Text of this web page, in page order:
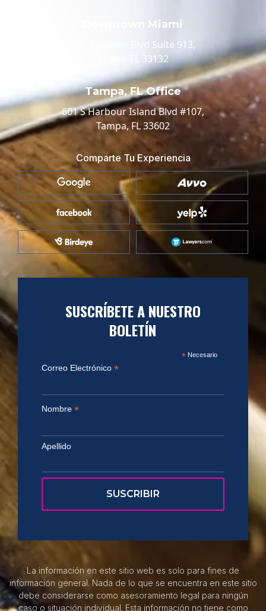
Downtown Miami
100 Biscayne Blvd Suite 913,
Miami, FL 33132
Tampa, FL Office
601 S Harbour Island Blvd #107,
Tampa, FL 33602
Comparte Tu Experiencia
SUSCRÍBETE A NUESTRO
BOLETÍN
*Necesario
Correo Electrónico *
Nombre *
Apellido
La información en este sitio web es solo para fines de
información general. Nada de lo que se encuentra en este sitio
debe considerarse como asesoramiento legal para ningún
caso o situación individual. Esta información no tiene como